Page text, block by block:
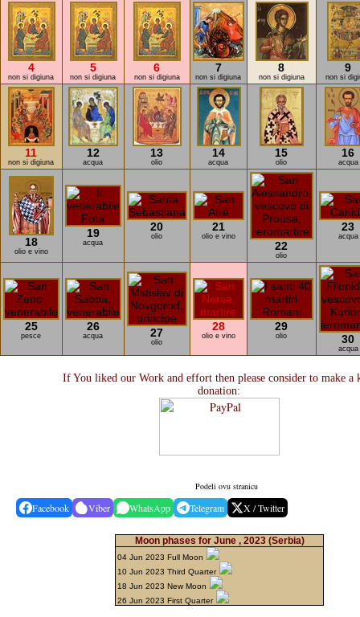
4
non si digiuna
5
non si digiuna
6
non si digiuna
7
non si digiuna
8
non si digiuna
9
non si
11
non si digiuna
12
acqua
13
olio
14
acqua
15
olio
16
acqua
18
olio e vino
19
acqua
20
olio
21
olio e vino
22
olio
23
acqua
25
pesce
26
acqua 27
olio
28
olio e vino
29
olio 30
acqua
If You liked our Work and effort then please consider to make a
donation:
Podeli ovu stranicu
Facebook Viber WhatsApp Telegram X / Twitter
Moon phases for June , 2023 (Serbia)
04 Jun 2023 Full Moon
10 Jun 2023 Third Quarter
18 Jun 2023 New Moon
26 Jun 2023 First Quarter